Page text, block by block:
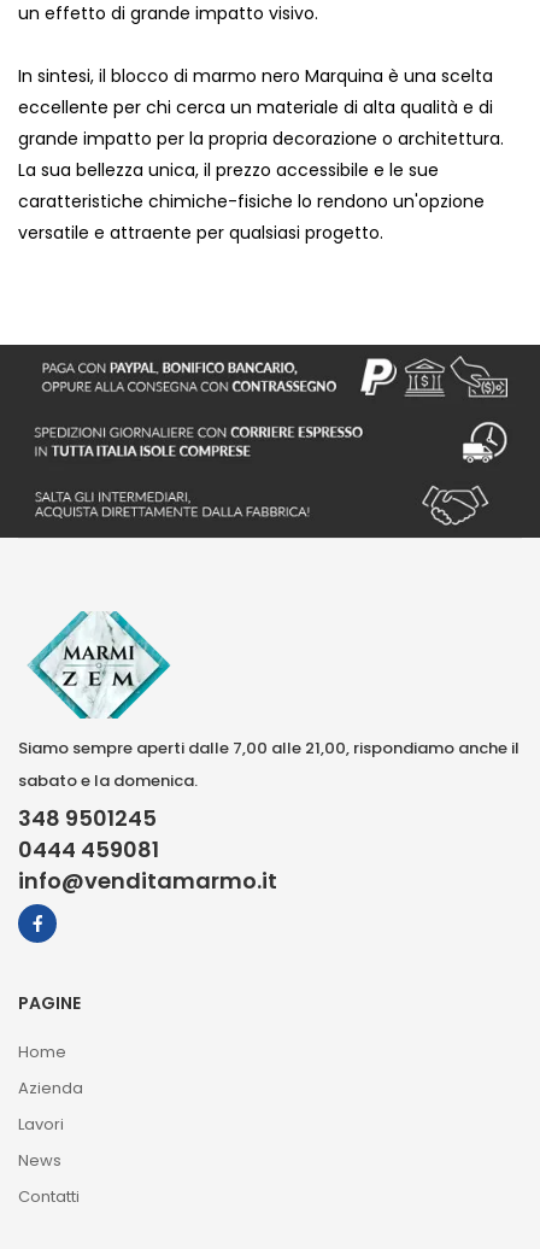
un effetto di grande impatto visivo.
In sintesi, il blocco di marmo nero Marquina è una scelta
eccellente per chi cerca un materiale di alta qualità e di
grande impatto per la propria decorazione o architettura.
La sua bellezza unica, il prezzo accessibile e le sue
caratteristiche chimiche-fisiche lo rendono un'opzione
versatile e attraente per qualsiasi progetto.
Siamo sempre aperti dalle 7,00 alle 21,00, rispondiamo anche il
sabato e la domenica.
348 9501245
0444 459081
info@venditamarmo.it
PAGINE
Home
Azienda
Lavori
News
Contatti